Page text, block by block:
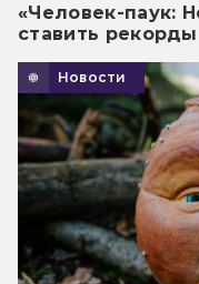
«Человек-паук:
ставить рекорды
Новости